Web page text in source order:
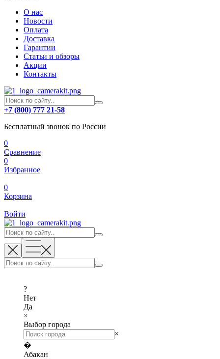
О нас
Новости
Оплата
Доставка
Гарантии
Статьи и обзоры
Акции
Контакты
+7 (800) 777 21-58
Бесплатный звонок по России
0
Сравнение
0
Избранное
0
Корзина
Войти
?
Нет
Да
×
Выбор города
×
�
Абакан